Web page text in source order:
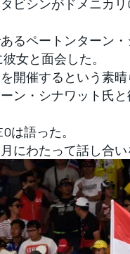
ビシンがドメニカ
るペートンターン
女と面会した。
を開催するという素
ン・シナワット氏
は語った。
にわたって話し合